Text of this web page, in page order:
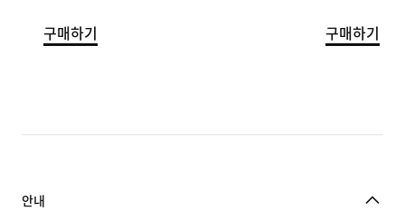
구매하기 구매하기
안내